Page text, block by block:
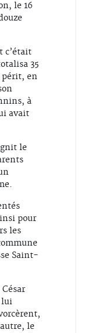
le 16
c’était
35
périt, en
à
avait
le
pour
les
Saint-
lui
le